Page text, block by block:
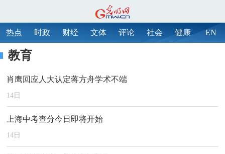
热点 时政 财经 文体 评论 社会 健康 EN
教育
肖鹰回应人大认定蒋方舟学术不端
14日
上海中考查分今日即将开始
14日